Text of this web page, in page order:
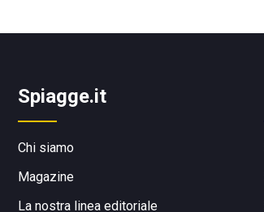
Spiagge.it
Chi siamo
Magazine
La nostra linea editoriale